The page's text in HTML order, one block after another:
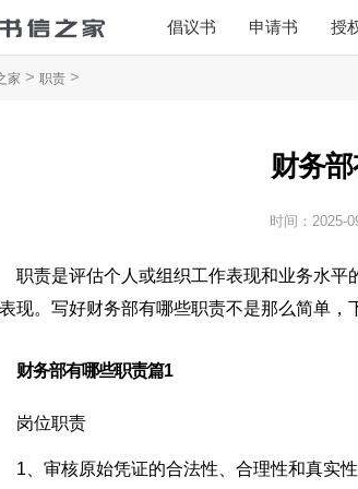
倡议书 申请书 授
家 > 职责 >
财务
时间： 2025-
职责是评估个人或组织工作表现和业务水
现。写好财务部有哪些职责不是那么简单，
财务部有哪些职责篇1
岗位职责
1、审核原始凭证的合法性、合理性和真实